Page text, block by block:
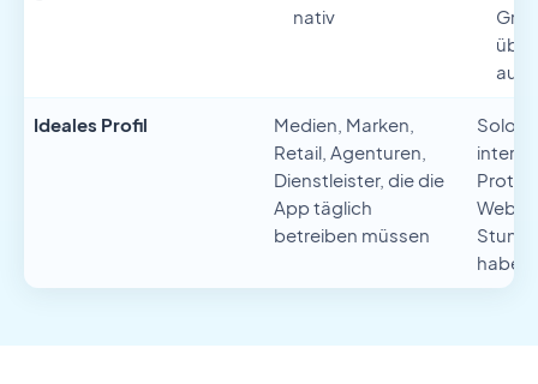
nativ
Ideales Profil
Medien, Marken,
Retail, Agenturen,
Dienstleister, die die
App täglich
betreiben müssen
Solo-
Web-
haben